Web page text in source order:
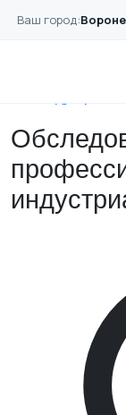
Ваш город:
Главная